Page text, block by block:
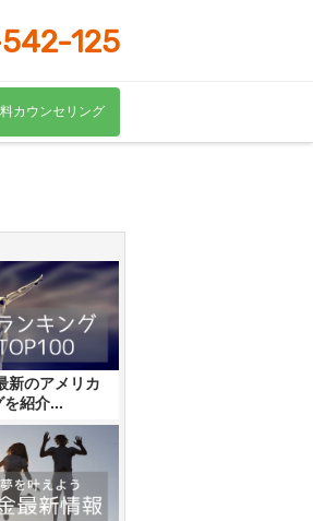
125
カウンセリング
新のアメリカ
を紹介...